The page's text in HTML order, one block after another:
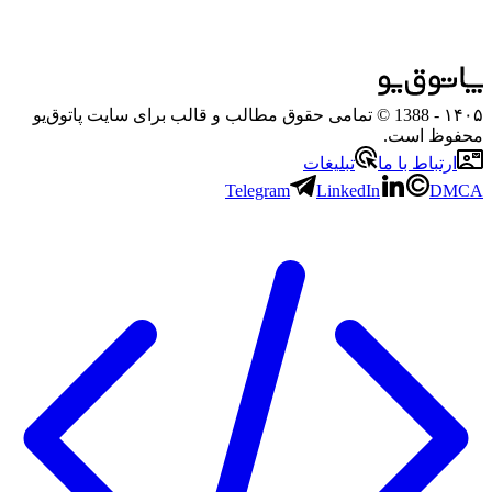
۱۴۰۵
- 1388 © تمامی حقوق مطالب و قالب برای سایت پاتوق‌یو
محفوظ است.
ارتباط با ما
تبلیغات
Telegram
LinkedIn DMCA